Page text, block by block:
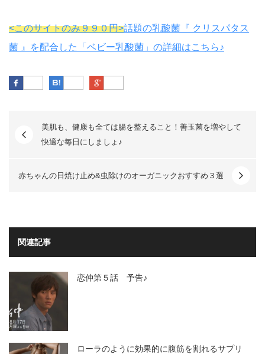
<このサイトのみ９９０円>話題の乳酸菌『 クリスパタス
菌 』を配合した「ベビー乳酸菌」の詳細はこちら♪
Facebook はてなブックマーク
美肌も、健康も全ては腸を整えること！善玉菌を増やして
快適な毎日にしましょ♪
赤ちゃんの日焼け止め&虫除けのオーガニックおすすめ３選
関連記事
恋仲第５話 予告♪
ローラのように効果的に腹筋を割れるサプリ